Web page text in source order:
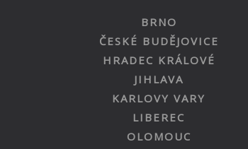
BRNO
ČESKÉ BUDĚJOVICE
HRADEC KRÁLOVÉ
JIHLAVA
KARLOVY VARY
LIBEREC
OLOMOUC